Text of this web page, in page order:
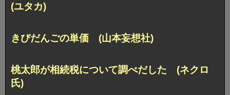
(ユタカ)
きびだんごの単価 (山本妄想社)
桃太郎が相続税について調べだした (ネクロ
氏)